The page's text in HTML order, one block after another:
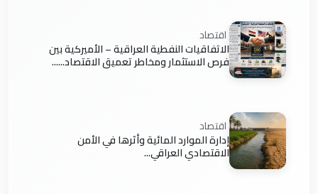
اقتصاد
الاتفاقيات النفطية العراقية – الأميركية بين
فرص الاستثمار ومخاطر تعميق الاقتصاد......
اقتصاد
إدارة الموارد المائية وأثرها في الأمن
الاقتصادي العراقي...